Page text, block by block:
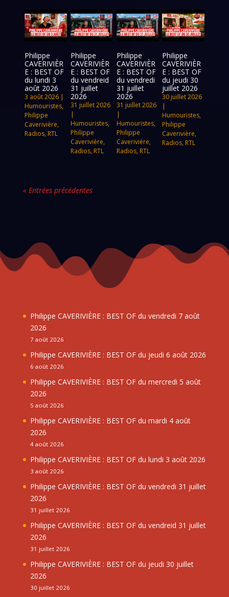
Philippe
CAVERIVIÈR
E : BEST OF
du lundi 3
août 2026
3 août 2026 |
Humouristes,
Philippe
Caverivière,
Radios, RTL
Philippe
CAVERIVIÈR
E : BEST OF
du vendreid
31 juillet
2026
31 juillet 2026
|
Humouristes,
Philippe
Caverivière,
Radios, RTL
Philippe
CAVERIVIÈR
E : BEST OF
du vendredi
31 juillet
2026
31 juillet 2026
|
Humouristes,
Philippe
Caverivière,
Radios, RTL
Philippe
CAVERIVIÈR
E : BEST OF
du jeudi 30
juillet 2026
30 juillet 2026
|
Humouristes,
Philippe
Caverivière,
Radios, RTL
« Entrées précédentes
Philippe CAVERIVIÈRE : BEST OF du vendredi 7 août
2026
7 août 2026
Philippe CAVERIVIÈRE : BEST OF du jeudi 6 août 2026
6 août 2026
Philippe CAVERIVIÈRE : BEST OF du mercredi 5 août
2026
5 août 2026
Philippe CAVERIVIÈRE : BEST OF du mardi 4 août
2026
4 août 2026
Philippe CAVERIVIÈRE : BEST OF du lundi 3 août 2026
3 août 2026
Philippe CAVERIVIÈRE : BEST OF du vendredi 31 juillet
2026
31 juillet 2026
Philippe CAVERIVIÈRE : BEST OF du vendreid 31 juillet
2026
31 juillet 2026
Philippe CAVERIVIÈRE : BEST OF du jeudi 30 juillet
2026
30 juillet 2026